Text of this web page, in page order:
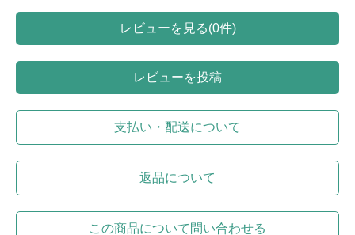
レビューを見る(0件)
レビューを投稿
支払い・配送について
返品について
この商品について問い合わせる